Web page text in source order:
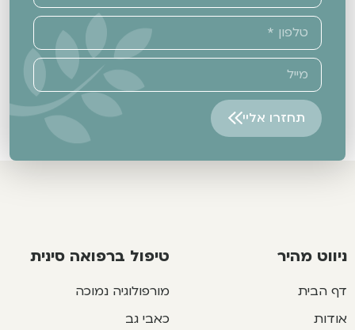
תחזרו אליי
ניווט מהיר
דף הבית
אודות
טיפול ברפואה סינית
מורפולוגיה נמוכה
כאבי גב